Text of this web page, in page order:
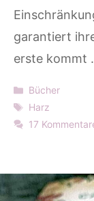
garantiert
erste kommt
Kategorien
Bücher
Schlagwörter
Harz
17